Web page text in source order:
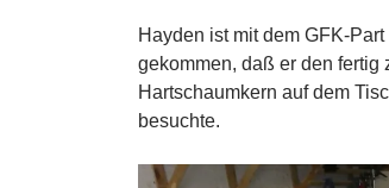
Hayden ist mit dem GFK-
gekommen, daß er den fertig
Hartschaumkern auf dem
besuchte.